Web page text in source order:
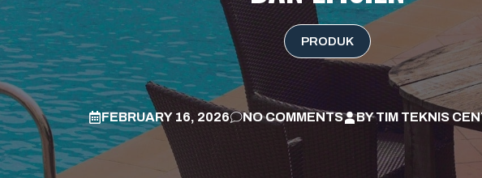
PRODUK
FEBRUARY 16, 2026 NO COMMENTS BYTIM TEKNIS